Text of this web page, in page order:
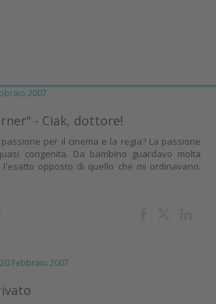
2007
- Ciak, dottore!
per il cinema e la regia? La passione
congenita. Da bambino guardavo molta
l'esatto opposto di quello che mi ordinavano.
Febbraio 2007